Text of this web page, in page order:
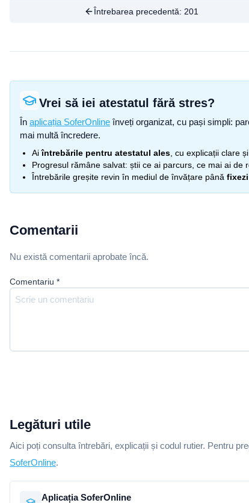
Întrebarea precedentă: 201
Vrei să iei atestatul fără stres?
În aplicația SoferOnline înveți organizat, cu pași simpli:
mai multă încredere.
Aiîntrebările pentru atestatul ales , cu explicații clare
Progresul rămâne salvat: știi ce ai parcurs, ce mai ai de
Întrebările greșite revin în mediul de învățare până
Comentarii
Nu există comentarii aprobate încă.
Comentariu *
Legături utile
Aici poți consulta întrebări, explicații și codul rutier. Pentru
SoferOnline.
Aplicația SoferOnline